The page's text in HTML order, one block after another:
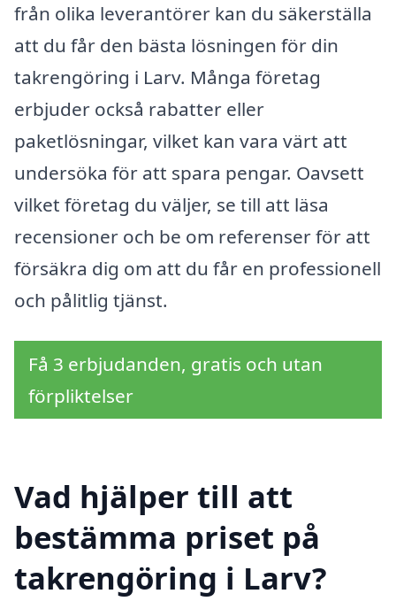
från olika leverantörer kan du säkerställa
att du får den bästa lösningen för din
takrengöring i Larv. Många företag
erbjuder också rabatter eller
paketlösningar, vilket kan vara värt att
undersöka för att spara pengar. Oavsett
vilket företag du väljer, se till att läsa
recensioner och be om referenser för att
försäkra dig om att du får en professionell
och pålitlig tjänst.
Få 3 erbjudanden, gratis och utan
förpliktelser
Vad hjälper till att
bestämma priset på
takrengöring i Larv?